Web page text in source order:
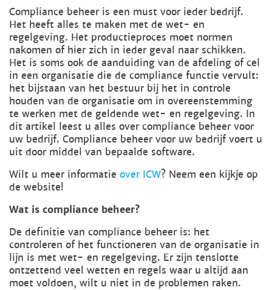
Compliance beheer is een must voor ieder bedrijf.
Het heeft alles te maken met de wet- en
regelgeving. Het productieproces moet normen
nakomen of hier zich in ieder geval naar schikken.
Het is soms ook de aanduiding van de afdeling of cel
in een organisatie die de compliance functie vervult:
het bijstaan van het bestuur bij het in controle
houden van de organisatie om in overeenstemming
te werken met de geldende wet- en regelgeving. In
dit artikel leest u alles over compliance beheer voor
uw bedrijf. Compliance beheer voor uw bedrijf voert u
uit door middel van bepaalde software.
Wilt u meer informatie over ICW? Neem een kijkje op
de website!
Wat is compliance beheer?
De definitie van compliance beheer is: het
controleren of het functioneren van de organisatie in
lijn is met wet- en regelgeving. Er zijn tenslotte
ontzettend veel wetten en regels waar u altijd aan
moet voldoen, wilt u niet in de problemen raken.